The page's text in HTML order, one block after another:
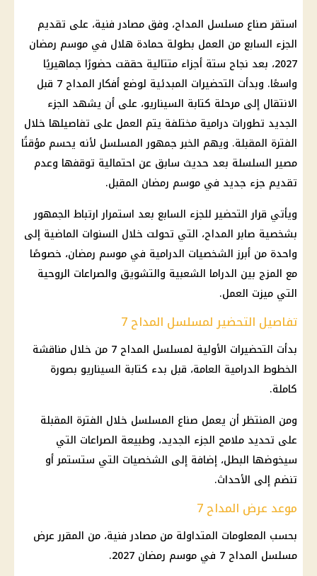
استقر صناع مسلسل المداح، وفق مصادر فنية، على تقديم
الجزء السابع من العمل بطولة حمادة هلال في موسم رمضان
2027، بعد نجاح ستة أجزاء متتالية حققت حضورًا جماهيريًا
واسعًا. وبدأت التحضيرات المبدئية لوضع أفكار المداح 7 قبل
الانتقال إلى مرحلة كتابة السيناريو، على أن يشهد الجزء
الجديد تطورات درامية مختلفة يتم العمل على تفاصيلها خلال
الفترة المقبلة. ويهم الخبر جمهور المسلسل لأنه يحسم مؤقتًا
مصير السلسلة بعد حديث سابق عن احتمالية توقفها وعدم
تقديم جزء جديد في موسم رمضان المقبل.
ويأتي قرار التحضير للجزء السابع بعد استمرار ارتباط الجمهور
بشخصية صابر المداح، التي تحولت خلال السنوات الماضية إلى
واحدة من أبرز الشخصيات الدرامية في موسم رمضان، خصوصًا
مع المزج بين الدراما الشعبية والتشويق والصراعات الروحية
التي ميزت العمل.
تفاصيل التحضير لمسلسل المداح 7
بدأت التحضيرات الأولية لمسلسل المداح 7 من خلال مناقشة
الخطوط الدرامية العامة، قبل بدء كتابة السيناريو بصورة
كاملة.
ومن المنتظر أن يعمل صناع المسلسل خلال الفترة المقبلة
على تحديد ملامح الجزء الجديد، وطبيعة الصراعات التي
سيخوضها البطل، إضافة إلى الشخصيات التي ستستمر أو
تنضم إلى الأحداث.
موعد عرض المداح 7
بحسب المعلومات المتداولة من مصادر فنية، من المقرر عرض
مسلسل المداح 7 في موسم رمضان 2027.